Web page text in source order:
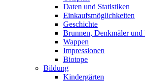
Daten und Statistiken
Einkaufsmöglichkeiten
Geschichte
Brunnen, Denkmäler und
Wappen
Impressionen
Biotope
Bildung
Kindergärten